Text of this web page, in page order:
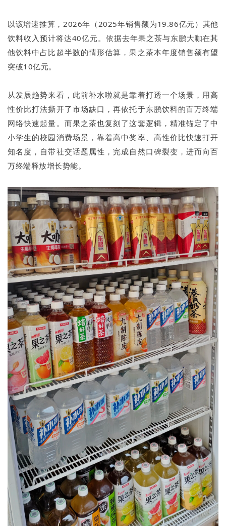
以该增速推算，2026年（2025年销售额为19.86亿元）其他
饮料收入预计将达40亿元。依据去年果之茶与东鹏大咖在其
他饮料中占比超半数的情形估算，果之茶本年度销售额有望
突破10亿元。
从发展趋势来看，此前补水啦就是靠着打透一个场景，用高
性价比打法撕开了市场缺口，再依托于东鹏饮料的百万终端
网络快速起量。而果之茶也复刻了这套逻辑，精准锚定了中
小学生的校园消费场景，靠着高中奖率、高性价比快速打开
知名度，自带社交话题属性，完成自然口碑裂变，进而向百
万终端释放增长势能。